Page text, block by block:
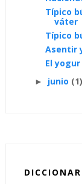
Típico
váter
Típico
Asentir
El
► junio (1)